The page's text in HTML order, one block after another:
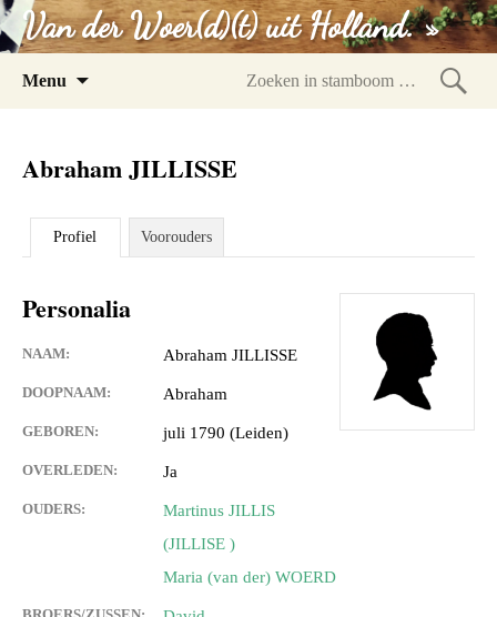
Van der Woer(d)(t) uit Holland. »
Menu
Abraham JILLISSE
Profiel Voorouders
Personalia
NAAM: Abraham JILLISSE
DOOPNAAM: Abraham
GEBOREN: juli 1790 (Leiden)
OVERLEDEN: Ja
OUDERS:
Martinus JILLIS
(JILLISE )
Maria (van der) WOERD